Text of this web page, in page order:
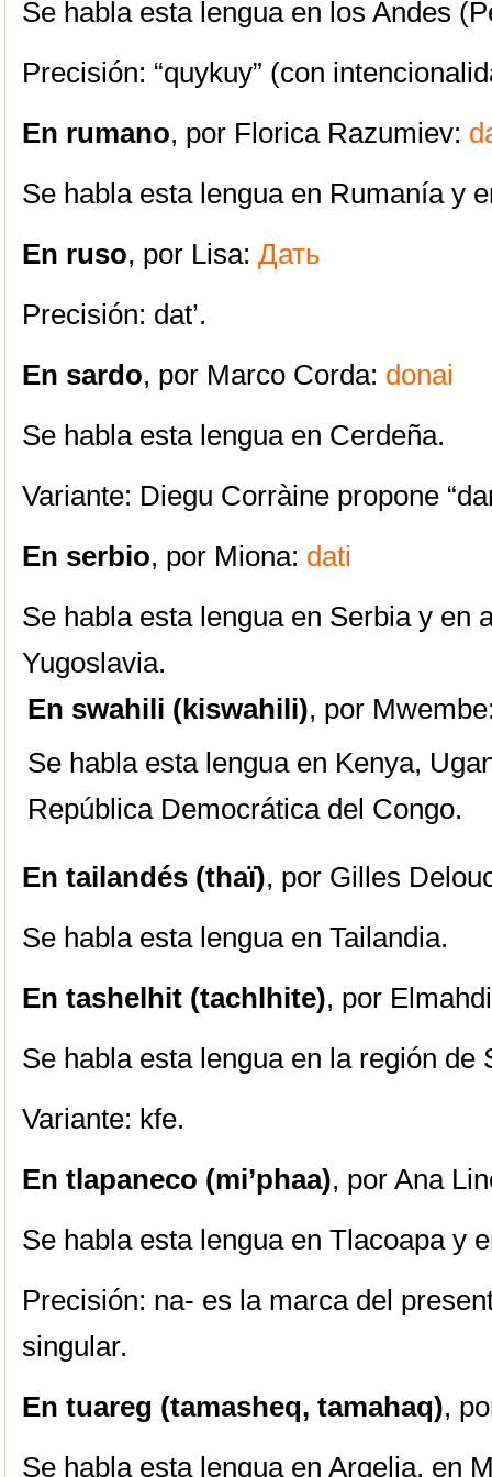
Se habla esta lengua en los Andes
Precisión: “quykuy” (con
En rumano, por Florica Razumiev:
Se habla esta lengua en Rumanía y
En ruso, por Lisa: Дать
Precisión: dat’.
En sardo, por Marco Corda: donai
Se habla esta lengua en Cerdeña.
Variante: Diegu Corràine propone
En serbio, por Miona: dati
Se habla esta lengua en Serbia y en
Yugoslavia.
En swahili (kiswahili), por
Se habla esta lengua en Kenya,
República Democrática del Congo.
En tailandés (thaï), por Gilles
Se habla esta lengua en Tailandia.
En tashelhit (tachlhite), por
Se habla esta lengua en la región de
Variante: kfe.
En tlapaneco (mi’phaa), por Ana
Se habla esta lengua en Tlacoapa y
Precisión: na- es la marca del
singular.
En tuareg (tamasheq, tamahaq),
Se habla esta lengua en Argelia, en